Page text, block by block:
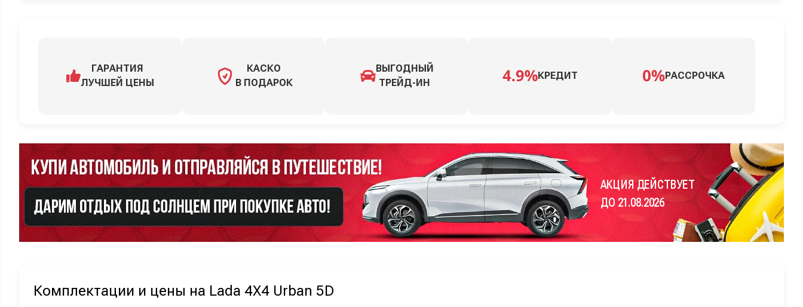
ГАРАНТИЯ
ЛУЧШЕЙ ЦЕНЫ
КАСКО
В ПОДАРОК
ВЫГОДНЫЙ
ТРЕЙД-ИН
КРЕДИТ РАССРОЧКА
АКЦИЯ ДЕЙСТВУЕТ
ДО 21.08.2026
Комплектации и цены на Lada 4X4 Urban 5D